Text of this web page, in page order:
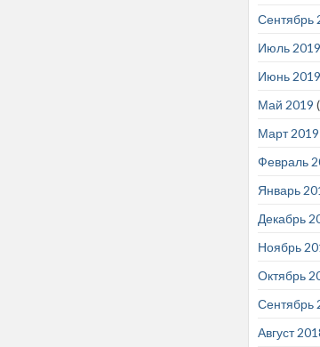
Сентябрь
Июль 2019
Июнь 2019
Май 2019
Март 2019
Февраль
Январь
Декабрь
Ноябрь
Октябрь
Сентябрь
Август